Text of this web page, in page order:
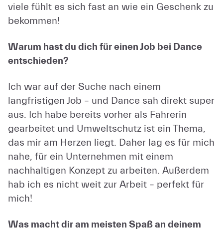
viele fühlt es sich fast an wie ein Geschenk zu
bekommen!
Warum hast du dich für einen Job bei Dance
entschieden?
Ich war auf der Suche nach einem
langfristigen Job – und Dance sah direkt super
aus. Ich habe bereits vorher als Fahrerin
gearbeitet und Umweltschutz ist ein Thema,
das mir am Herzen liegt. Daher lag es für mich
nahe, für ein Unternehmen mit einem
nachhaltigen Konzept zu arbeiten. Außerdem
hab ich es nicht weit zur Arbeit – perfekt für
mich!
Was macht dir am meisten Spaß an deinem